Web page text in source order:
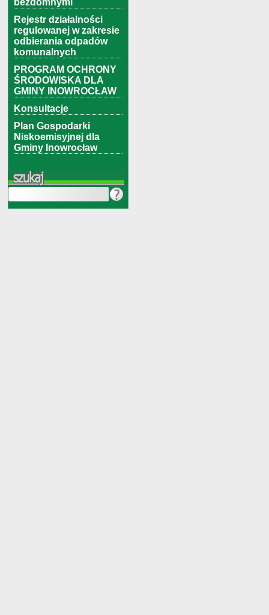
bezdomnymi
Rejestr działalności
regulowanej w zakresie
odbierania odpadów
komunalnych
PROGRAM OCHRONY
ŚRODOWISKA DLA
GMINY INOWROCŁAW
Konsultacje
Plan Gospodarki
Niskoemisyjnej dla
Gminy Inowrocław